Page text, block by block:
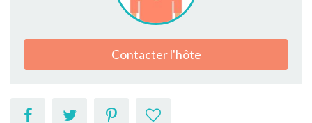
Contacter l'hôte